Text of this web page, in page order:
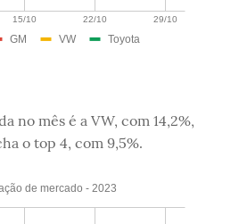
no mês é a VW, com 14,2%,
o top 4, com 9,5%.